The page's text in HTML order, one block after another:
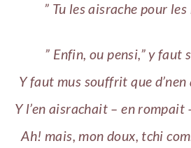
” Tu les aisrache pour
” Enfin, ou pensi,” y faut
Y faut mus souffrit que
Y l’en aisrachait – en
Ah! mais, mon doux, tchi